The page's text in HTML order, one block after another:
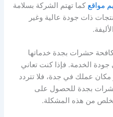
مواقع كما تهتم الشركة بسلامة
ذات جودة عالية وغير
حشرات بجدة خدماتها
الخدمة. فإذا كنت تعاني
عملك في جدة، فلا تتردد
بجدة للحصول على
من هذه المشكلة.